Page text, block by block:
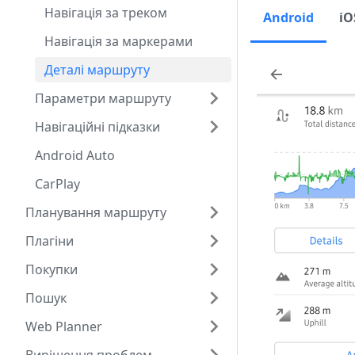
Навігація за треком
Навігація за маркерами
Деталі маршруту
Параметри маршруту
Навігаційні підказки
Android Auto
CarPlay
Планування маршруту
Плагіни
Покупки
Пошук
Web Planner
Android